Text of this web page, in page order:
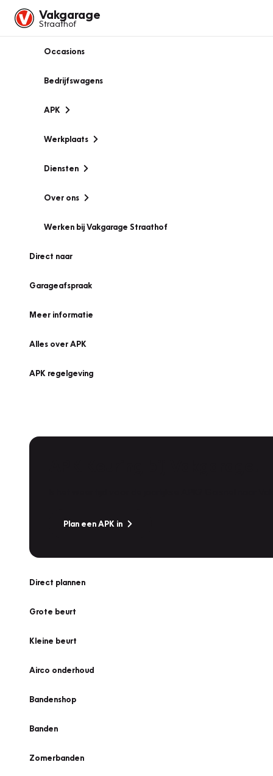
Vakgarage
Straathof
Occasions
Bedrijfswagens
APK
Werkplaats
Diensten
Over ons
Werken bij Vakgarage Straathof
Direct naar
Garageafspraak
Meer informatie
Alles over APK
APK regelgeving
Plan een APK in
Direct plannen
Grote beurt
Kleine beurt
Airco onderhoud
Bandenshop
Banden
Zomerbanden